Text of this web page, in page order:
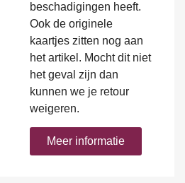
beschadigingen heeft.
Ook de originele
kaartjes zitten nog aan
het artikel. Mocht dit niet
het geval zijn dan
kunnen we je retour
weigeren.
Meer informatie